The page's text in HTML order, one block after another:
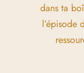
dans ta
l’épisode